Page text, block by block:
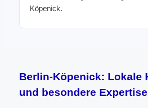
Köpenick.
Berlin-Köpenick: Lokale
und besondere Expertise